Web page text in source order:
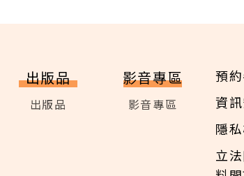
出版品
出版品
影音專區
影音專區
預
資
隱
立